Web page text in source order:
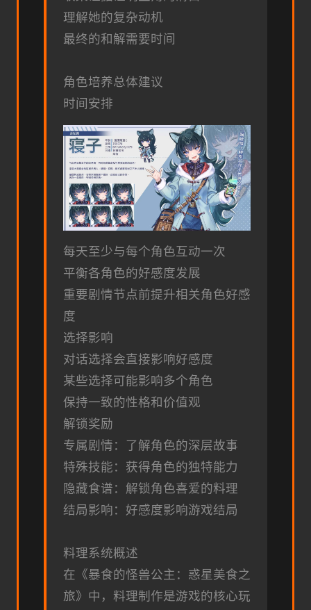
理解她的复杂动机
最终的和解需要时间
角色培养总体建议
时间安排
每天至少与每个角色互动一次
平衡各角色的好感度发展
重要剧情节点前提升相关角色好感
度
选择影响
对话选择会直接影响好感度
某些选择可能影响多个角色
保持一致的性格和价值观
解锁奖励
专属剧情：了解角色的深层故事
特殊技能：获得角色的独特能力
隐藏食谱：解锁角色喜爱的料理
结局影响：好感度影响游戏结局
料理系统概述
在《暴食的怪兽公主：惑星美食之
旅》中，料理制作是游戏的核心玩